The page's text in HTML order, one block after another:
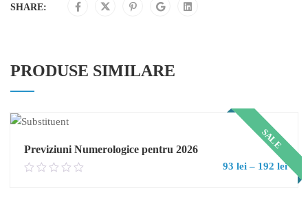
SHARE:
PRODUSE SIMILARE
SALE
Previziuni Numerologice pentru 2026
0.00
93 lei – 192 lei